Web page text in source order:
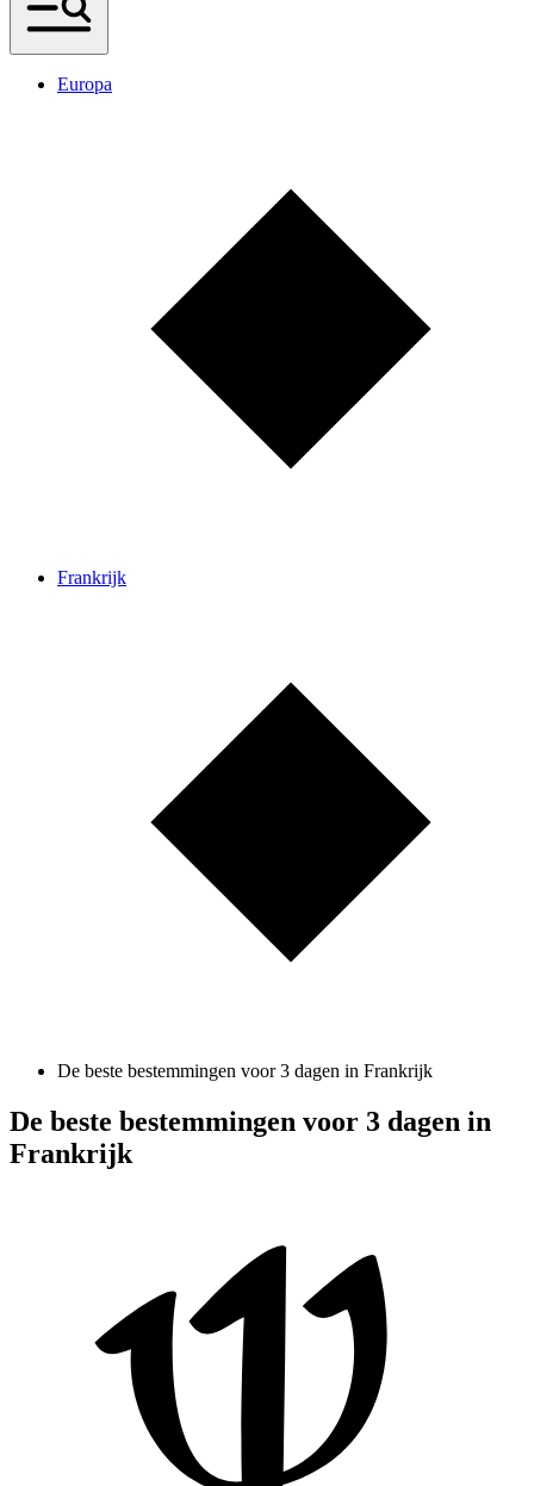
Europa
Frankrijk
De beste bestemmingen voor 3 dagen in Frankrijk
De beste bestemmingen voor 3 dagen in
Frankrijk